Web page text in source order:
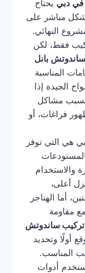
في دبي يحتاج
مباشر على
النهائي.
فقط، لكن
بانل
المناسبة
الجيدة إذا
تسبب مشاكل
فراغات، أو
هي التي توفر
والاستخدام
أعلى،
أما الهناجر
مقاومة
ساندوتش
أولًا وتحديد
المناسب.
أدوات